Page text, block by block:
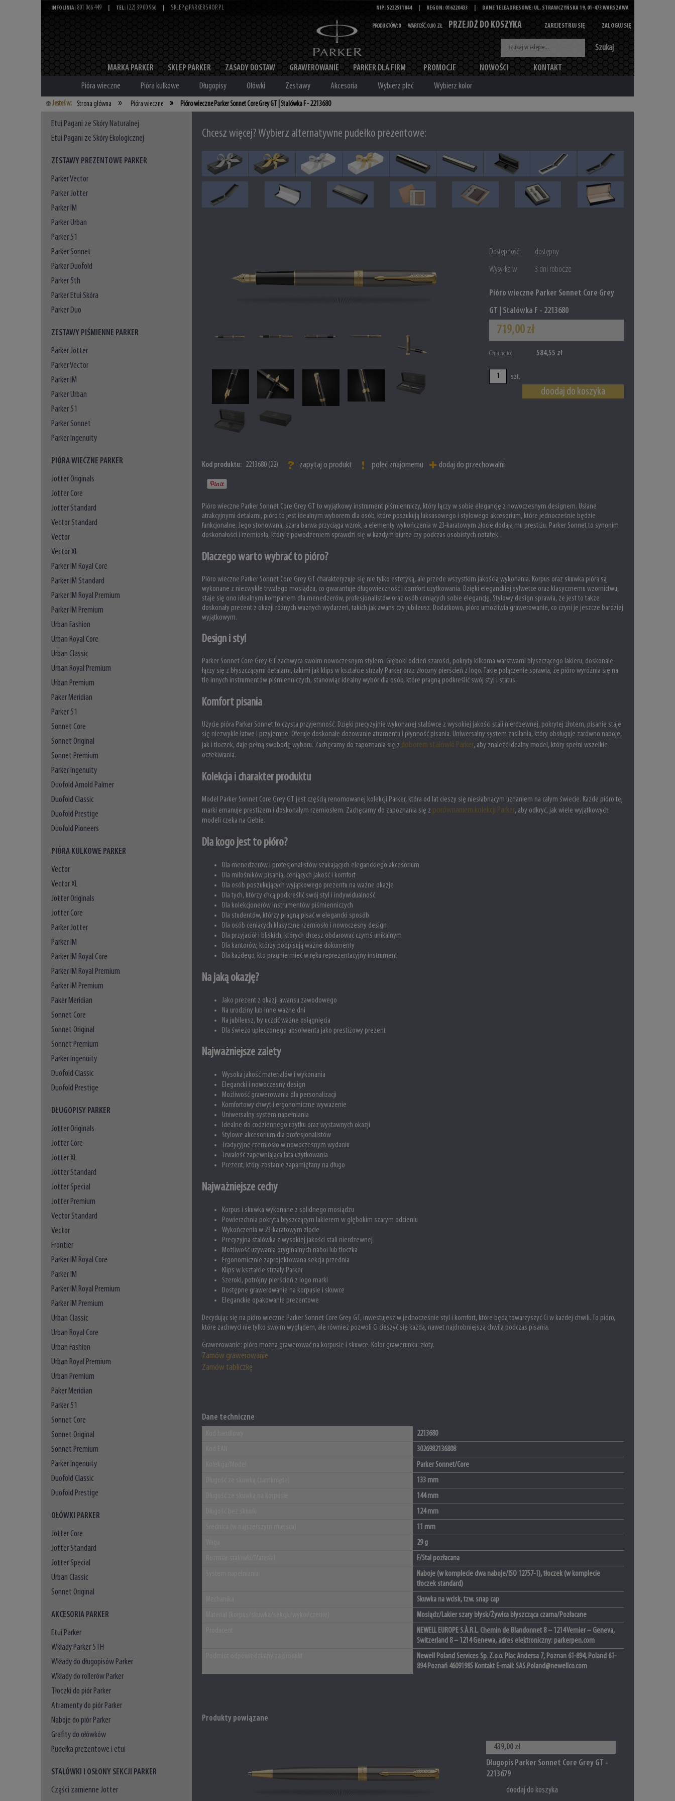
Szukaj
MARKA PARKER SKLEP PARKER ZASADY DOSTAW GRAWEROWANIE PARKER DLA FIRM PROMOCJE NOWOŚCI KONTAKT
ZAREJESTRUJ SIĘ ZALOGUJ SIĘ
PRODUKTÓW:0 WARTOŚĆ:0,00 ZŁ PRZEJDŹ DO KOSZYKA
INFOLINIA: 801 066 449 TEL: (22) 39 00 966 SKLEP@PARKERSHOP.PL NIP: 5222511844 REGON: 016220433 DANE TELEADRESOWE: UL. STRAWCZYŃSKA 19, 01-473 WARSZAWA
Pióra wieczne Pióra kulkowe Długopisy Ołówki Zestawy Akcesoria Wybierz płeć Wybierz kolor
Jesteś w: Strona główna » Pióra wieczne » Pióro wieczne Parker Sonnet Core Grey GT | Stalówka F - 2213680
Etui Pagani ze Skóry Naturalnej
Etui Pagani ze Skóry Ekologicznej
ZESTAWY PREZENTOWE PARKER
Parker Vector
Parker Jotter
Parker IM
Parker Urban
Parker 51
Parker Sonnet
Parker Duofold
Parker 5th
Parker Etui Skóra
Parker Duo
ZESTAWY PIŚMIENNE PARKER
Parker Jotter
Parker Vector
Parker IM
Parker Urban
Parker 51
Parker Sonnet
Parker Ingenuity
PIÓRA WIECZNE PARKER
Jotter Originals
Jotter Core
Jotter Standard
Vector Standard
Vector
Vector XL
Parker IM Royal Core
Parker IM Standard
Parker IM Royal Premium
Parker IM Premium
Urban Fashion
Urban Royal Core
Urban Classic
Urban Royal Premium
Urban Premium
Paker Meridian
Parker 51
Sonnet Core
Sonnet Original
Sonnet Premium
Parker Ingenuity
Duofold Arnold Palmer
Duofold Classic
Duofold Prestige
Duofold Pioneers
PIÓRA KULKOWE PARKER
Vector
Vector XL
Jotter Originals
Jotter Core
Parker Jotter
Parker IM
Parker IM Royal Core
Parker IM Royal Premium
Parker IM Premium
Paker Meridian
Sonnet Core
Sonnet Original
Sonnet Premium
Parker Ingenuity
Duofold Classic
Duofold Prestige
DŁUGOPISY PARKER
Jotter Originals
Jotter Core
Jotter XL
Jotter Standard
Jotter Special
Jotter Premium
Vector Standard
Vector
Frontier
Parker IM Royal Core
Parker IM
Parker IM Royal Premium
Parker IM Premium
Urban Classic
Urban Royal Core
Urban Fashion
Urban Royal Premium
Urban Premium
Paker Meridian
Parker 51
Sonnet Core
Sonnet Original
Sonnet Premium
Parker Ingenuity
Duofold Classic
Duofold Prestige
OŁÓWKI PARKER
Jotter Core
Jotter Standard
Jotter Special
Urban Classic
Sonnet Original
AKCESORIA PARKER
Etui Parker
Wkłady Parker 5TH
Wkłady do długopisów Parker
Wkłady do rollerów Parker
Tłoczki do piór Parker
Atramenty do piór Parker
Naboje do piór Parker
Grafity do ołówków
Pudełka prezentowe i etui
STALÓWKI I OSŁONY SEKCJI PARKER
Części zamienne Jotter
Chcesz więcej? Wybierz alternatywne pudełko prezentowe:
Dostępność:
dostępny
Wysyłka w:
3 dni robocze
Pióro wieczne Parker Sonnet Core Grey
GT | Stalówka F - 2213680
719,00 zł
Cena netto: 584,55 zł
szt.
doodaj do koszyka
Kod produktu: 2213680 (22) zapytaj o produkt poleć znajomemu dodaj do przechowalni
Pióro wieczne Parker Sonnet Core Grey GT to wyjątkowy instrument piśmienniczy, który łączy w sobie elegancję z nowoczesnym designem. Usłane
atrakcyjnymi detalami, pióro to jest idealnym wyborem dla osób, które poszukują luksusowego i stylowego akcesorium, które jednocześnie będzie
funkcjonalne. Jego stonowana, szara barwa przyciąga wzrok, a elementy wykończenia w 23-karatowym złocie dodają mu prestiżu. Parker Sonnet to synonim
doskonałości i rzemiosła, który z powodzeniem sprawdzi się w każdym biurze czy podczas osobistych notatek.
Dlaczego warto wybrać to pióro?
Pióro wieczne Parker Sonnet Core Grey GT charakteryzuje się nie tylko estetyką, ale przede wszystkim jakością wykonania. Korpus oraz skuwka pióra są
wykonane z niezwykle trwałego mosiądzu, co gwarantuje długowieczność i komfort użytkowania. Dzięki eleganckiej sylwetce oraz klasycznemu wzornictwu,
staje się ono idealnym kompanem dla menedżerów, profesjonalistów oraz osób ceniących sobie elegancję. Stylowy design sprawia, że jest to także
doskonały prezent z okazji różnych ważnych wydarzeń, takich jak awans czy jubileusz. Dodatkowo, pióro umożliwia grawerowanie, co czyni je jeszcze bardziej
wyjątkowym.
Design i styl
Parker Sonnet Core Grey GT zachwyca swoim nowoczesnym stylem. Głęboki odcień szarości, pokryty kilkoma warstwami błyszczącego lakieru, doskonale
łączy się z błyszczącymi detalami, takimi jak klips w kształcie strzały Parker oraz złocony pierścień z logo. Takie połączenie sprawia, że pióro wyróżnia się na
tle innych instrumentów piśmienniczych, stanowiąc idealny wybór dla osób, które pragną podkreślić swój styl i status.
Komfort pisania
Użycie pióra Parker Sonnet to czysta przyjemność. Dzięki precyzyjnie wykonanej stalówce z wysokiej jakości stali nierdzewnej, pokrytej złotem, pisanie staje
się niezwykle łatwe i przyjemne. Oferuje doskonałe dozowanie atramentu i płynność pisania. Uniwersalny system zasilania, który obsługuje zarówno naboje,
jak i tłoczek, daje pełną swobodę wyboru. Zachęcamy do zapoznania się z doborem stalówki Parker, aby znaleźć idealny model, który spełni wszelkie
oczekiwania.
Kolekcja i charakter produktu
Model Parker Sonnet Core Grey GT jest częścią renomowanej kolekcji Parker, która od lat cieszy się niesłabnącym uznaniem na całym świecie. Każde pióro tej
marki emanuje prestiżem i doskonałym rzemiosłem. Zachęcamy do zapoznania się z porównaniem kolekcji Parker, aby odkryć, jak wiele wyjątkowych
modeli czeka na Ciebie.
Dla kogo jest to pióro?
Dla menedżerów i profesjonalistów szukających eleganckiego akcesorium
Dla miłośników pisania, ceniących jakość i komfort
Dla osób poszukujących wyjątkowego prezentu na ważne okazje
Dla tych, którzy chcą podkreślić swój styl i indywidualność
Dla kolekcjonerów instrumentów piśmienniczych
Dla studentów, którzy pragną pisać w elegancki sposób
Dla osób ceniących klasyczne rzemiosło i nowoczesny design
Dla przyjaciół i bliskich, których chcesz obdarować czymś unikalnym
Dla kantorów, którzy podpisują ważne dokumenty
Dla każdego, kto pragnie mieć w ręku reprezentacyjny instrument
Na jaką okazję?
Jako prezent z okazji awansu zawodowego
Na urodziny lub inne ważne dni
Na jubileusz, by uczcić ważne osiągnięcia
Dla świeżo upieczonego absolwenta jako prestiżowy prezent
Najważniejsze zalety
Wysoka jakość materiałów i wykonania
Elegancki i nowoczesny design
Możliwość grawerowania dla personalizacji
Komfortowy chwyt i ergonomiczne wyważenie
Uniwersalny system napełniania
Idealne do codziennego użytku oraz wystawnych okazji
Stylowe akcesorium dla profesjonalistów
Tradycyjne rzemiosło w nowoczesnym wydaniu
Trwałość zapewniająca lata użytkowania
Prezent, który zostanie zapamiętany na długo
Najważniejsze cechy
Korpus i skuwka wykonane z solidnego mosiądzu
Powierzchnia pokryta błyszczącym lakierem w głębokim szarym odcieniu
Wykończenia w 23-karatowym złocie
Precyzyjna stalówka z wysokiej jakości stali nierdzewnej
Możliwość używania oryginalnych naboi lub tłoczka
Ergonomicznie zaprojektowana sekcja przednia
Klips w kształcie strzały Parker
Szeroki, potrójny pierścień z logo marki
Dostępne grawerowanie na korpusie i skuwce
Eleganckie opakowanie prezentowe
Decydując się na pióro wieczne Parker Sonnet Core Grey GT, inwestujesz w jednocześnie styl i komfort, które będą towarzyszyć Ci w każdej chwili. To pióro,
które zachwyci nie tylko swoim wyglądem, ale również pozwoli Ci cieszyć się każdą, nawet najdrobniejszą chwilą podczas pisania.
Grawerowanie: pióro można grawerować na korpusie i skuwce. Kolor grawerunku: złoty.
Zamów grawerowanie
Zamów tabliczkę
Dane techniczne
2213680
3026982136808
Parker Sonnet/Core
133 mm
144 mm
124 mm
11 mm
29 g
F/Stal pozłacana
Naboje (w komplecie dwa naboje/ISO 12757-1), tłoczek (w komplecie
tłoczek standard)
Skuwka na wcisk, tzw. snap cap
Mosiądz/Lakier szary błysk/Żywica błyszcząca czarna/Pozłacane
NEWELL EUROPE S.À.R.L. Chemin de Blandonnet 8 – 1214 Vernier – Geneva,
Switzerland 8 – 1214 Genewa, adres elektroniczny: parkerpen.com
Newell Poland Services Sp. Z.o.o. Plac Andersa 7, Poznan 61-894, Poland 61-
894 Poznań 46091985 Kontakt E-mail: SAS.Poland@newellco.com
Produkty powiązane
439,00 zł
Długopis Parker Sonnet Core Grey GT -
2213679
doodaj do koszyka